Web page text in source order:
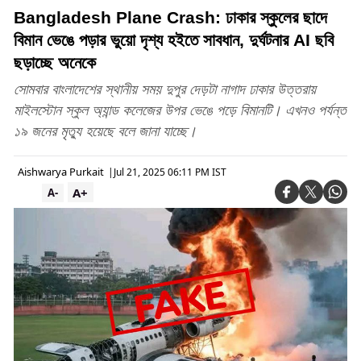
Bangladesh Plane Crash: ঢাকার স্কুলের ছাদে
বিমান ভেঙে পড়ার ভুয়ো দৃশ্য হইতে সাবধান, দুর্ঘটনার AI ছবি
ছড়াচ্ছে অনেকে
সোমবার বাংলাদেশের স্থানীয় সময় দুপুর দেড়টা নাগাদ ঢাকার উত্তরায়
মাইলস্টোন স্কুল অ্যান্ড কলেজের উপর ভেঙে পড়ে বিমানটি। এখনও পর্যন্ত
১৯ জনের মৃত্যু হয়েছে বলে জানা যাচ্ছে।
Aishwarya Purkait | Jul 21, 2025 06:11 PM IST
A+
A-